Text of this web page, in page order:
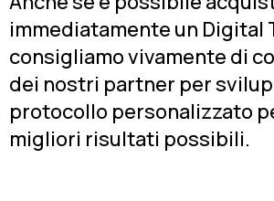
immediatamente un Digital
consigliamo vivamente di
dei nostri partner per
protocollo personalizzato
migliori risultati possibili.